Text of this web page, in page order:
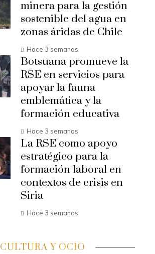
minera para la gestión
sostenible del agua en
zonas áridas de Chile
Hace 3 semanas
Botsuana promueve la
RSE en servicios para
apoyar la fauna
emblemática y la
formación educativa
Hace 3 semanas
La RSE como apoyo
estratégico para la
formación laboral en
contextos de crisis en
Siria
Hace 3 semanas
CULTURA Y OCIO